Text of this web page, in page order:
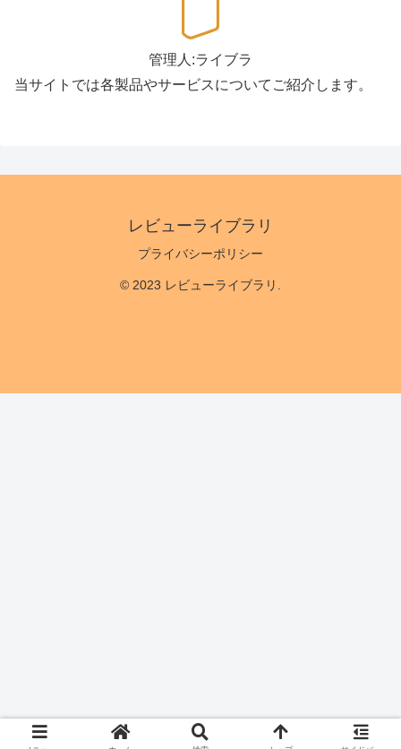
管理人:ライブラ
当サイトでは各製品やサービスについてご紹介します。
レビューライブラリ
プライバシーポリシー
© 2023 レビューライブラリ.